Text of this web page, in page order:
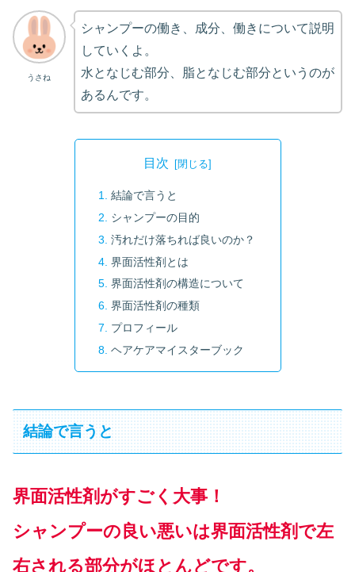
うさね
シャンプーの働き、成分、働きについて説明
していくよ。
水となじむ部分、脂となじむ部分というのが
あるんです。
目次
結論で言うと
シャンプーの目的
汚れだけ落ちれば良いのか？
界面活性剤とは
界面活性剤の構造について
界面活性剤の種類
プロフィール
ヘアケアマイスターブック
結論で言うと
界面活性剤がすごく大事！
シャンプーの良い悪いは界面活性剤で左
右される部分がほとんどです。